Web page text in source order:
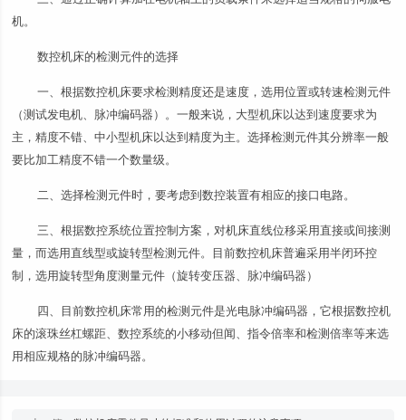
机。
数控机床的检测元件的选择
一、根据数控机床要求检测精度还是速度，选用位置或转速检测元件
（测试发电机、脉冲编码器）。一般来说，大型机床以达到速度要求为
主，精度不错、中小型机床以达到精度为主。选择检测元件其分辨率一般
要比加工精度不错一个数量级。
二、选择检测元件时，要考虑到数控装置有相应的接口电路。
三、根据数控系统位置控制方案，对机床直线位移采用直接或间接测
量，而选用直线型或旋转型检测元件。目前数控机床普遍采用半闭环控
制，选用旋转型角度测量元件（旋转变压器、脉冲编码器）
四、目前数控机床常用的检测元件是光电脉冲编码器，它根据数控机
床的滚珠丝杠螺距、数控系统的小移动但闻、指令倍率和检测倍率等来选
用相应规格的脉冲编码器。